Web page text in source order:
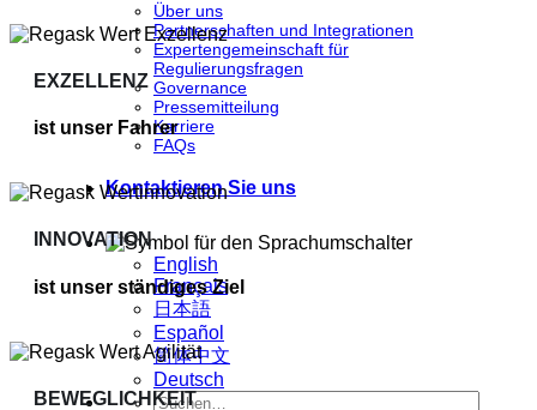
Über uns
Partnerschaften und Integrationen
Expertengemeinschaft für
Regulierungsfragen
Governance
Pressemitteilung
Karriere
FAQs
Kontaktieren Sie uns
English
Français
日本語
Español
简体中文
Deutsch
EXZELLENZ
ist unser Fahrer
INNOVATION
ist unser ständiges Ziel
BEWEGLICHKEIT